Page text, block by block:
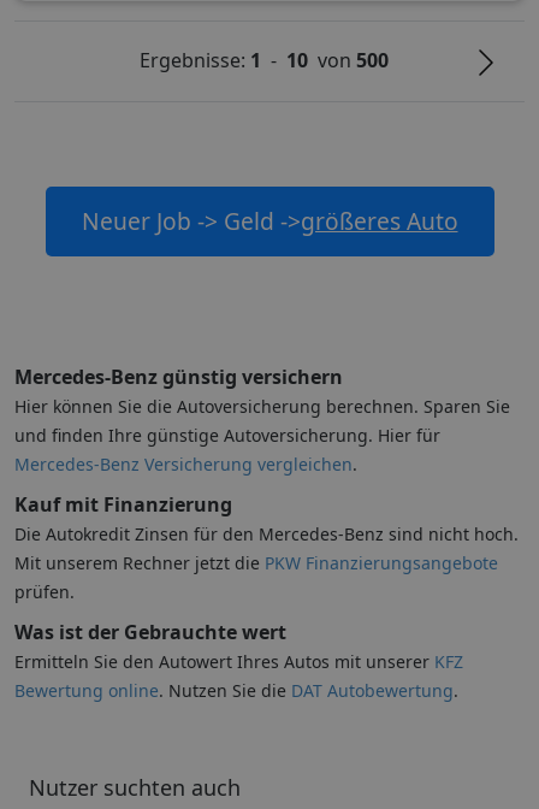
Nutzer suchten auch
Ergebnisse: 1 - 10 von500
Neuer Job -> Geld ->größeres Auto
Mercedes-Benz günstig versichern
Hier können Sie die Autoversicherung berechnen. Sparen Sie
und finden Ihre günstige Autoversicherung. Hier für
Mercedes-Benz Versicherung vergleichen.
Kauf mit Finanzierung
Die Autokredit Zinsen für den Mercedes-Benz sind nicht hoch.
Mit unserem Rechner jetzt die PKW Finanzierungsangebote
prüfen.
Was ist der Gebrauchte wert
Ermitteln Sie den Autowert Ihres Autos mit unserer KFZ
Bewertung online. Nutzen Sie die DAT Autobewertung.